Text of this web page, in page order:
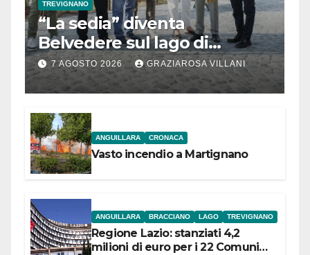
TREVIGNANO
“La sedia” diventa
Belvedere sul lago di
Bracciano: ieri
l’inaugurazione
7 AGOSTO 2026 GRAZIAROSA VILLANI
ANGUILLARA CRONACA
Vasto incendio a Martignano
ANGUILLARA BRACCIANO LAGO TREVIGNANO
Regione Lazio: stanziati 4,2
milioni di euro per i 22 Comuni